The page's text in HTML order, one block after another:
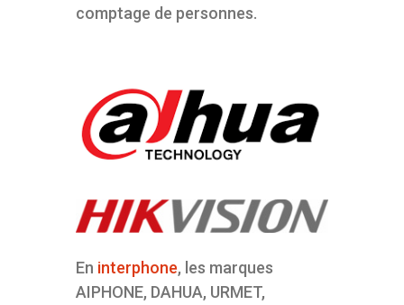
comptage de personnes.
En interphone, les marques
AIPHONE, DAHUA, URMET,